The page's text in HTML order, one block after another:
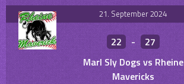
21. September 2024
22 -
27
Marl Sly Dogs vs Rheine
Mavericks